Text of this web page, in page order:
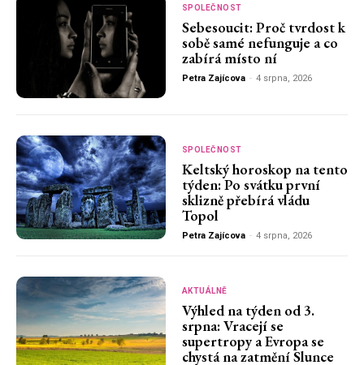
SPOLEČNOST
Sebesoucit: Proč tvrdost k
sobě samé nefunguje a co
zabírá místo ní
Petra Zajícova - 4 srpna, 2026
SPOLEČNOST
Keltský horoskop na tento
týden: Po svátku první
sklizně přebírá vládu
Topol
Petra Zajícova - 4 srpna, 2026
AKTUÁLNĚ
Výhled na týden od 3.
srpna: Vracejí se
supertropy a Evropa se
chystá na zatmění Slunce